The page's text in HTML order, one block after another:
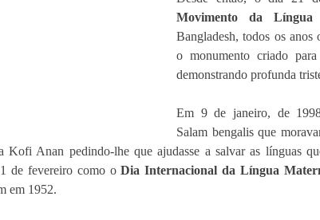
Movimento da Língua
Bangladesh, todos os anos
o monumento criado para
demonstrando profunda
Em 9 de janeiro, de
Salam bengalis que
Kofi Anan pedindo-lhe que ajudasse a salvar as línguas
de fevereiro como o Dia Internacional da Língua
em 1952.